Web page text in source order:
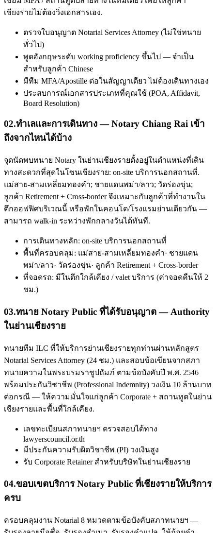
เชียงรายไม่ต้องวิ่งเอกสารเอง.
ตรวจใบอนุญาต Notarial Services Attorney (ไม่ใช่ทนาย
ทั่วไป)
พูดอังกฤษระดับ working proficiency ขึ้นไป — จำเป็น
สำหรับลูกค้า Chinese
มีทีม MFA/Apostille ต่อในสัญญาเดียว ไม่ต้องเดินทางเอง
ประสบการณ์เอกสารประเภทที่คุณใช้ (POA, Affidavit,
Board Resolution)
02.ทำเลและการเดินทาง — Notary Chiang Rai เข้า
ถึงจากไหนได้บ้าง
จุดนัดพบทนาย Notary ในย่านเชียงรายตั้งอยู่ในตำแหน่งที่เดิน
ทางสะดวกที่สุดในโซนเชียงราย: on-site บริการนอกสถานที่.
แม่สาย-สามเหลี่ยมทองคำ; ชายแดนพม่า/ลาว; วัดร่องขุ่น;
ลูกค้า Retirement + Cross-border จึงเหมาะกับลูกค้าที่ทำงานใน
ตึกออฟฟิศบริเวณนี้ หรือพักในคอนโด/โรงแรมย่านเดียวกัน —
สามารถ walk-in ระหว่างพักกลางวันได้ทันที.
การเดินทางหลัก: on-site บริการนอกสถานที่
พื้นที่ครอบคลุม: แม่สาย-สามเหลี่ยมทองคำ· ชายแดน
พม่า/ลาว· วัดร่องขุ่น· ลูกค้า Retirement + Cross-border
ที่จอดรถ: มีในตึกใกล้เคียง / valet บริการ (ค่าจอดคืนให้ 2
ชม.)
03.ทนาย Notary Public ที่ได้รับอนุญาต — Authority
ในย่านเชียงราย
ทนายทีม ILC ที่ให้บริการย่านเชียงรายทุกท่านผ่านหลักสูตร
Notarial Services Attorney (24 ชม.) และสอบข้อเขียนจากสภา
ทนายความในพระบรมราชูปถัมภ์ ตามข้อบังคับปี พ.ศ. 2546
พร้อมประกันวิชาชีพ (Professional Indemnity) วงเงิน 10 ล้านบาท
ต่อกรณี — ให้ความมั่นใจแก่ลูกค้า Corporate + สถานทูตในย่าน
เชียงรายและพื้นที่ใกล้เคียง.
เลขทะเบียนสภาทนายฯ ตรวจสอบได้ทาง
lawyerscouncil.or.th
มีประกันความรับผิดวิชาชีพ (PI) วงเงินสูง
รับ Corporate Retainer สำหรับบริษัทในย่านเชียงราย
04.ขอบเขตบริการ Notary Public ที่เชียงรายให้บริการ
ครบ
ครอบคลุมงาน Notarial 8 หมวดตามข้อบังคับสภาทนายฯ —